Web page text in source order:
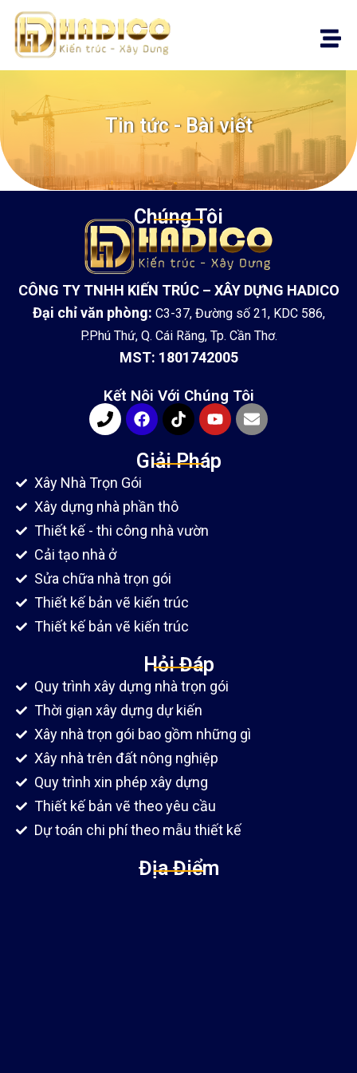
Tin tức - Bài viết
Chúng Tôi
CÔNG TY TNHH KIẾN TRÚC – XÂY DỰNG HADICO
Đại chỉ văn phòng: C3-37, Đường số 21, KDC 586,
P.Phú Thứ, Q. Cái Răng, Tp. Cần Thơ.
MST: 1801742005
Kết Nôi Với Chúng Tôi
Giải Pháp
Xây Nhà Trọn Gói
Xây dựng nhà phần thô
Thiết kế - thi công nhà vườn
Cải tạo nhà ở
Sửa chữa nhà trọn gói
Thiết kế bản vẽ kiến trúc
Thiết kế bản vẽ kiến trúc
Hỏi Đáp
Quy trình xây dựng nhà trọn gói
Thời giạn xây dựng dự kiến
Xây nhà trọn gói bao gồm những gì
Xây nhà trên đất nông nghiệp
Quy trình xin phép xây dựng
Thiết kế bản vẽ theo yêu cầu
Dự toán chi phí theo mẫu thiết kế
Địa Điểm